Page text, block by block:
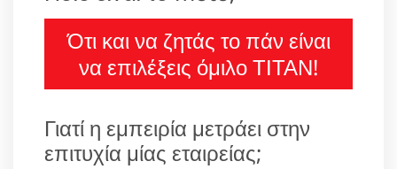
Ότι και να ζητάς το πάν είναι
να επιλέξεις όμιλο ΤΙΤΑΝ!
Γιατί η εμπειρία μετράει στην
επιτυχία μίας εταιρείας;